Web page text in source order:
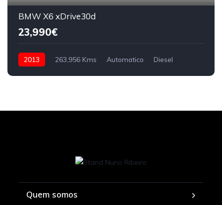
BMW X6 xDrive30d
23,990€
2013 263,956 Kms Automatico Diesel
Quem somos